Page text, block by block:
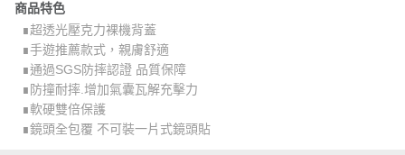
商品特色
∎超透光壓克力裸機背蓋
∎手遊推薦款式，親膚舒適
∎通過SGS防摔認證 品質保障
∎防撞耐摔.增加氣囊瓦解充擊力
∎軟硬雙倍保護
∎鏡頭全包覆 不可裝一片式鏡頭貼